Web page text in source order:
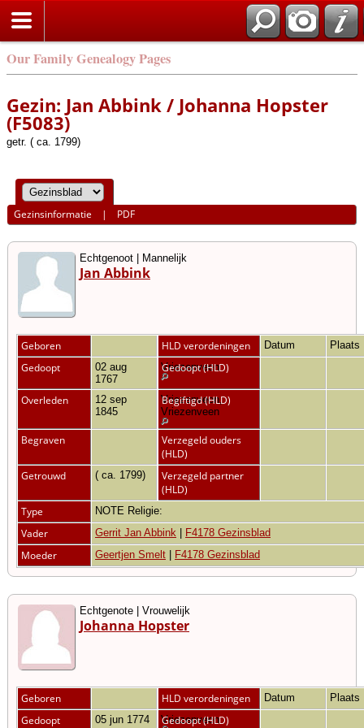
Our Family Genealogy Pages
Gezin: Jan Abbink / Johanna Hopster
(F5083)
getr. ( ca. 1799)
Gezinsinformatie | PDF
Echtgenoot | Mannelijk
Jan Abbink
Geboren HLD verordeningen Datum Plaats
Gedoopt
02 aug
1767
Vriezenveen
Gedoopt (HLD)
Overleden
12 sep
1845
Vriezenveen,
Vriezenveen
Begiftigd (HLD)
Begraven
Verzegeld ouders
(HLD)
Getrouwd
( ca. 1799)
Verzegeld partner
(HLD)
Type
NOTE Religie:
Vader Gerrit Jan Abbink F4178 Gezinsblad
Moeder Geertjen Smelt F4178 Gezinsblad
Echtgenote | Vrouwelijk
Johanna Hopster
Geboren HLD verordeningen Datum Plaats
Gedoopt 05 jun 1774 Vriezenveen
Gedoopt (HLD)